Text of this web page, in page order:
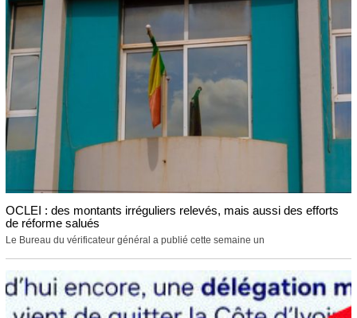
OCLEI : des montants irréguliers relevés, mais aussi des efforts
de réforme salués
Le Bureau du vérificateur général a publié cette semaine un